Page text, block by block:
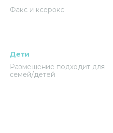
Факс и ксерокс
Дети
Размещение подходит для
семей/детей